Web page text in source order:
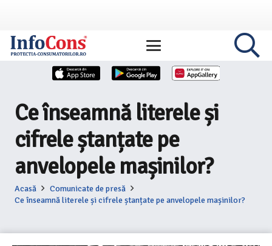
Ce înseamnă literele și
cifrele ștanțate pe
anvelopele mașinilor?
Acasă
Comunicate de presă
Ce înseamnă literele și cifrele ștanțate pe anvelopele mașinilor?